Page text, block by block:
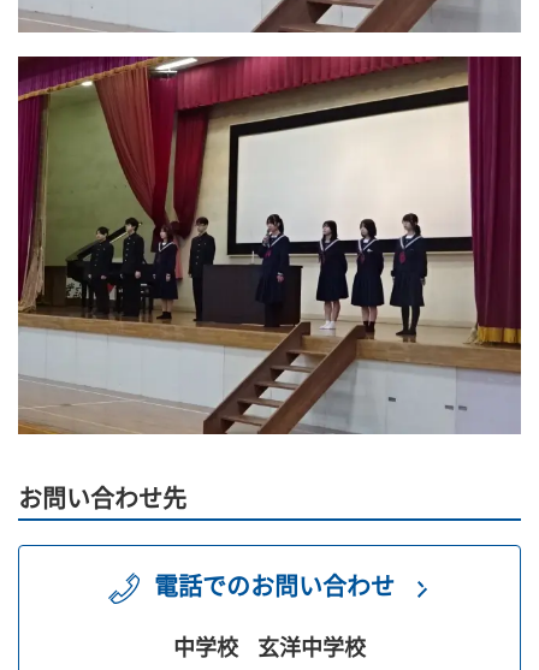
お問い合わせ先
電話でのお問い合わせ
中学校 玄洋中学校